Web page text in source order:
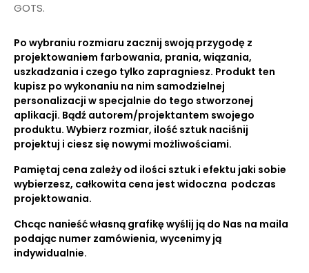
GOTS.
Po wybraniu rozmiaru zacznij swoją przygodę z
projektowaniem farbowania, prania, wiązania,
uszkadzania i czego tylko zapragniesz. Produkt ten
kupisz po wykonaniu na nim samodzielnej
personalizacji w specjalnie do tego stworzonej
aplikacji. Bądź autorem/projektantem swojego
produktu. Wybierz rozmiar, ilość sztuk naciśnij
projektuj i ciesz się nowymi możliwościami.
Pamiętaj cena zależy od ilości sztuk i efektu jaki sobie
wybierzesz, całkowita cena jest widoczna podczas
projektowania.
Chcąc nanieść własną grafikę wyślij ją do Nas na maila
podając numer zamówienia, wycenimy ją
indywidualnie.